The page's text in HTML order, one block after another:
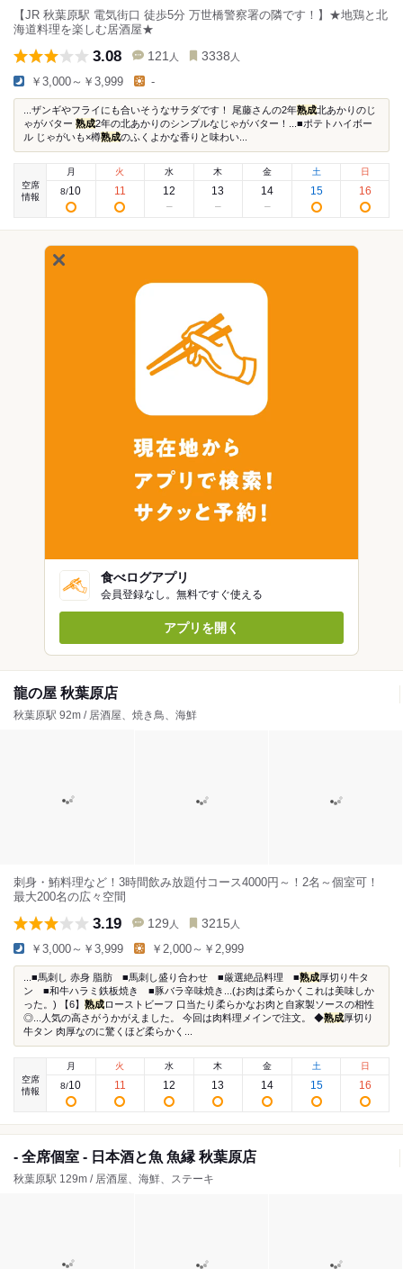
【JR 秋葉原駅 電気街口 徒歩5分 万世橋警察署の隣です！】★地鶏と北
海道料理を楽しむ居酒屋★
3.08 121 人 3338 人
￥3,000～￥3,999 -
...ザンギやフライにも合いそうなサラダです！ 尾藤さんの2年熟成北あかりのじ
ゃがバター 熟成2年の北あかりのシンプルなじゃがバター！...■ポテトハイボー
ル じゃがいも×樽熟成のふくよかな香りと味わい...
空席
情報
月
8/10
火
11
水
12
木
13
金
14
土
15
日
16
食べログアプリ
会員登録なし。無料ですぐ使える
アプリを開く
龍の屋 秋葉原店
秋葉原駅 92m / 居酒屋、焼き鳥、海鮮
刺身・鮪料理など！3時間飲み放題付コース4000円～！2名～個室可！
最大200名の広々空間
3.19 129 人 3215 人
￥3,000～￥3,999 ￥2,000～￥2,999
...■馬刺し 赤身 脂肪 ■馬刺し盛り合わせ ■厳選絶品料理 ■熟成厚切り牛タ
ン ■和牛ハラミ鉄板焼き ■豚バラ辛味焼き...(お肉は柔らかくこれは美味しか
った。) 【6】 熟成ローストビーフ 口当たり柔らかなお肉と自家製ソースの相性
◎...人気の高さがうかがえました。 今回は肉料理メインで注文。 ◆熟成厚切り
牛タン 肉厚なのに驚くほど柔らかく...
空席
情報
月
8/10
火
11
水
12
木
13
金
14
土
15
日
16
- 全席個室 - 日本酒と魚 魚縁 秋葉原店
秋葉原駅 129m / 居酒屋、海鮮、ステーキ